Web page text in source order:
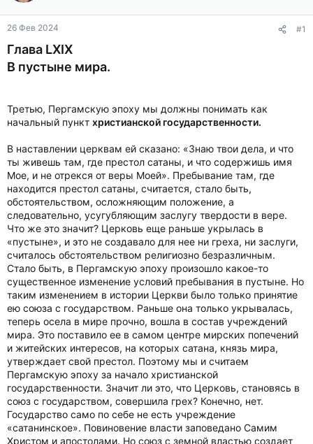
м
ы
л
26 Фев 2024 #1
Глава LXIX
В пустыне мира.
Третью, Пергамскую эпоху мы должны понимать как
начальный пункт христианской государственности.
В наставлении церквам ей сказано: «Знаю твои дела, и что
ты живешь там, где престол сатаны, и что содержишь имя
Мое, и не отрекся от веры Моей». Пребывание там, где
находится престол сатаны, считается, стало быть,
обстоятельством, осложняющим положение, а
следовательно, усугубляющим заслугу твердости в вере.
Что же это значит? Церковь еще раньше укрылась в
«пустыне», и это не создавало для нее ни греха, ни заслуги,
считалось обстоятельством религиозно безразличным.
Стало быть, в Пергамскую эпоху произошло какое-то
существенное изменение условий пребывания в пустыне. Но
таким изменением в истории Церкви было только принятие
ею союза с государством. Раньше она только укрывалась,
теперь осела в мире прочно, вошла в состав учреждений
мира. Это поставило ее в самом центре мирских попечений
и житейских интересов, на которых сатана, князь мира,
утверждает свой престол. Поэтому мы и считаем
Пергамскую эпоху за начало христианской
государственности. Значит ли это, что Церковь, становясь в
союз с государством, совершила грех? Конечно, нет.
Государство само по себе не есть учреждение
«сатанинское». Повиновение власти заповедано Самим
Христом и апостолами. Но союз с земной властью создает